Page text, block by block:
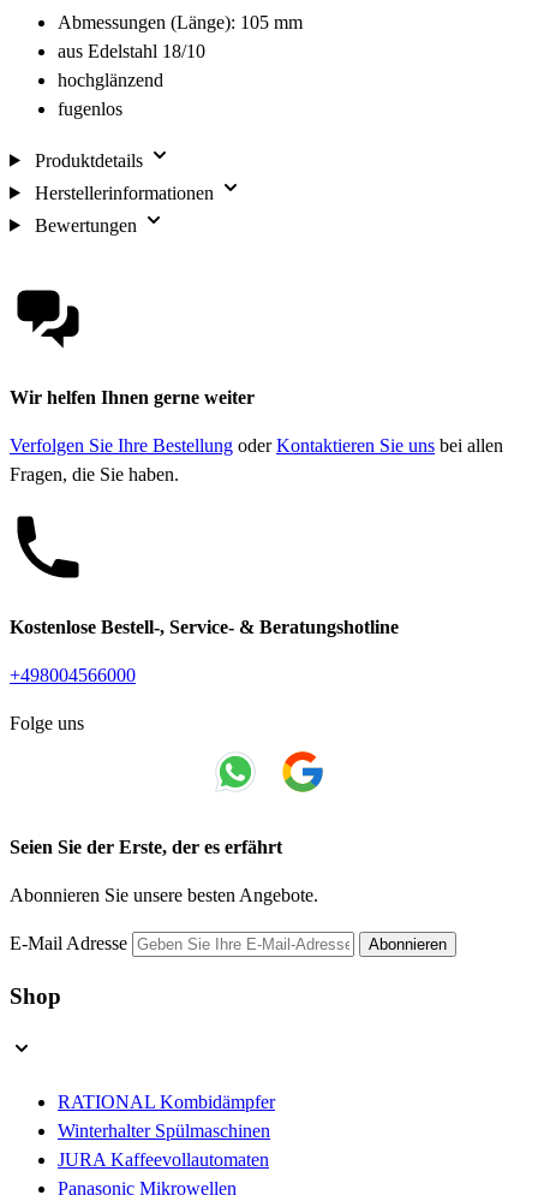
Abmessungen (Länge): 105 mm
aus Edelstahl 18/10
hochglänzend
fugenlos
Produktdetails
Herstellerinformationen
Bewertungen
Wir helfen Ihnen gerne weiter
Verfolgen Sie Ihre Bestellung oderKontaktieren Sie uns bei allen
Fragen, die Sie haben.
Kostenlose Bestell-, Service- & Beratungshotline
+498004566000
Folge uns
Seien Sie der Erste, der es erfährt
Abonnieren Sie unsere besten Angebote.
E-Mail Adresse Abonnieren
Shop
RATIONAL Kombidämpfer
Winterhalter Spülmaschinen
JURA Kaffeevollautomaten
Panasonic Mikrowellen